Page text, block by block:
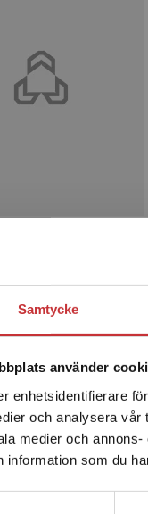
Samtycke
använder
enhetsidentifierare
och analysera vår
medier och
information som du